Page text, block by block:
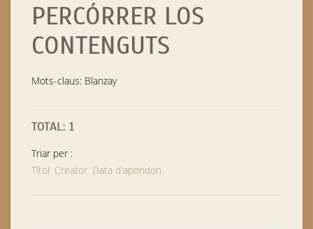
PERCÓRRER LOS
CONTENGUTS
Mots-claus: Blanzay
TOTAL: 1
Triar per :
Títol Creator Data d'apondon